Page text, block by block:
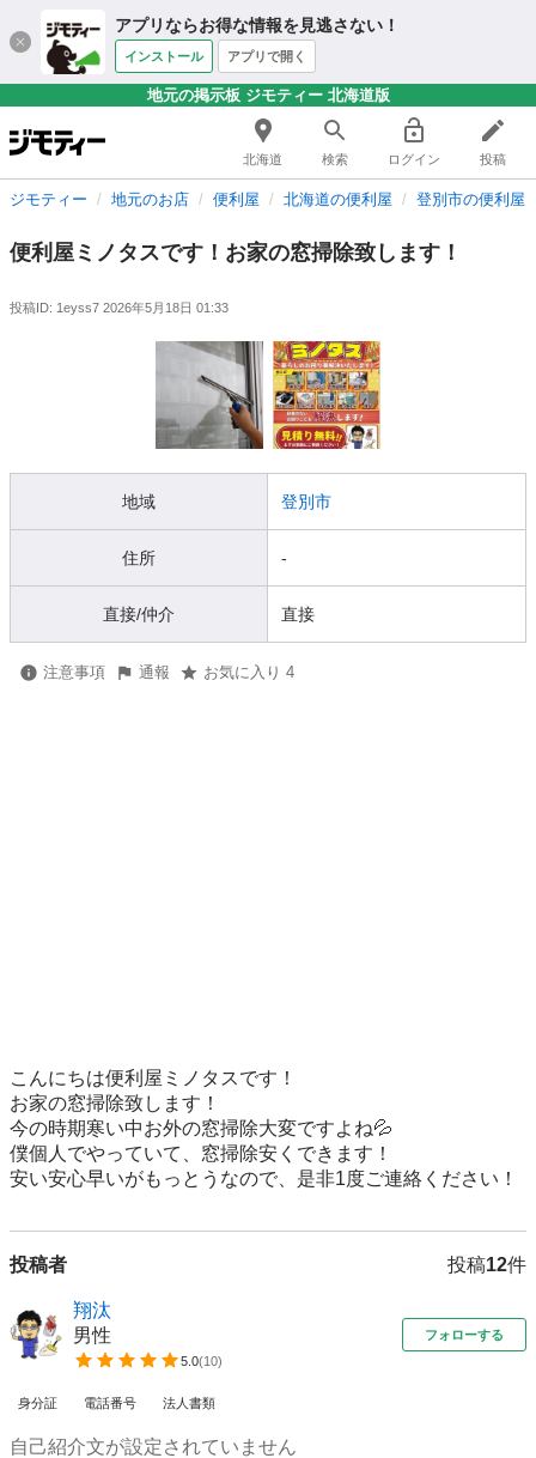
アプリならお得な情報を見逃さない！
インストール アプリで開く
地元の掲示板 ジモティー 北海道版
北海道 検索 ログイン 投稿
ジモティー 地元のお店 便利屋 北海道の便利屋 登別市の便利屋
便利屋ミノタスです！お家の窓掃除致します！
投稿ID: 1eyss7 2026年5月18日 01:33
地域 登別市
住所 -
直接/仲介 直接
注意事項 通報 お気に入り 4
こんにちは便利屋ミノタスです！
お家の窓掃除致します！
今の時期寒い中お外の窓掃除大変ですよね💦
僕個人でやっていて、窓掃除安くできます！
安い安心早いがもっとうなので、是非1度ご連絡ください！
投稿者 投稿12件
翔汰
男性
5.0(10)
フォローする
身分証 電話番号 法人書類
自己紹介文が設定されていません